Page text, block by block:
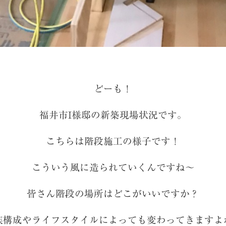
どーも！
福井市I様邸の新築現場状況です。
こちらは階段施工の様子です！
こういう風に造られていくんですね～
皆さん階段の場所はどこがいいですか？
構成やライフスタイルによっても変わってきますよ